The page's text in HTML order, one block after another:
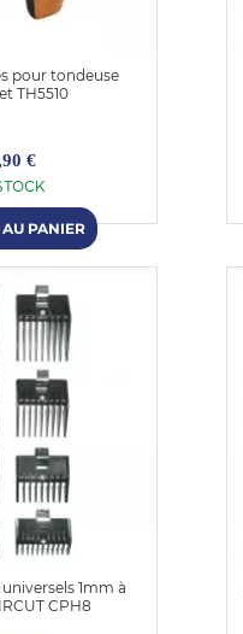
pour tondeuse
TH5510
€
1mm à
CPH8